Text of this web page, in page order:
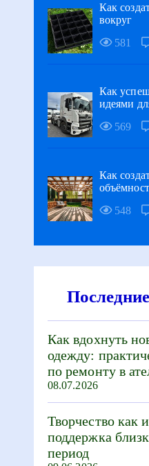
Как
вокруг
581
Как
идеями
569
Как
548
Как вдохнуть
одежду:
по ремонту в
08.07.2026
Творчество как
поддержка
период